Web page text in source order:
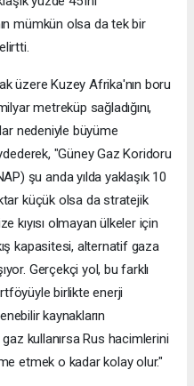
mümkün olsa da tek bir
üzere Kuzey Afrika'nın boru
metreküp sağladığını,
nedeniyle büyüme
"Güney Gaz Koridoru
şu anda yılda yaklaşık 10
küçük olsa da stratejik
kıyısı olmayan ülkeler için
kapasitesi, alternatif gaza
Gerçekçi yol, bu farklı
birlikte enerji
kaynakların
gaz kullanırsa Rus hacimlerini
etmek o kadar kolay olur."